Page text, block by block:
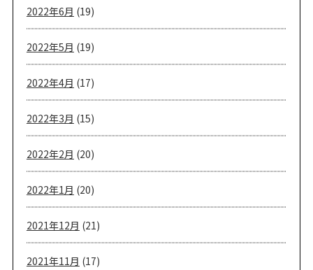
2022年6月 (19)
2022年5月 (19)
2022年4月 (17)
2022年3月 (15)
2022年2月 (20)
2022年1月 (20)
2021年12月 (21)
2021年11月 (17)